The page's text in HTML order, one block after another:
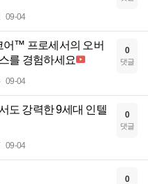
09-04
어™ 프로세서의 오버
를 경험하세요
09-04
0
댓글
도 강력한 9세대 인텔
09-04
0
댓글
0